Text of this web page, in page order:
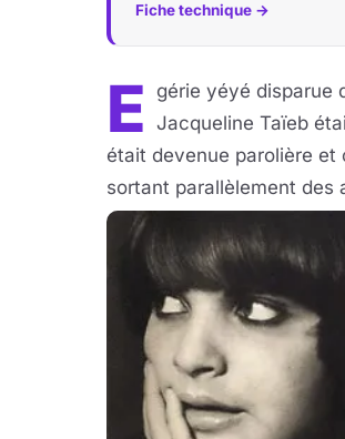
Fiche technique →
E
gérie yéyé disparue
Jacqueline Taïeb
était devenue parolière et
sortant parallèlement des